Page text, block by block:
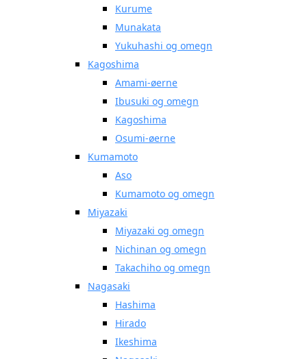
Kurume
Munakata
Yukuhashi og omegn
Kagoshima
Amami-øerne
Ibusuki og omegn
Kagoshima
Osumi-øerne
Kumamoto
Aso
Kumamoto og omegn
Miyazaki
Miyazaki og omegn
Nichinan og omegn
Takachiho og omegn
Nagasaki
Hashima
Hirado
Ikeshima